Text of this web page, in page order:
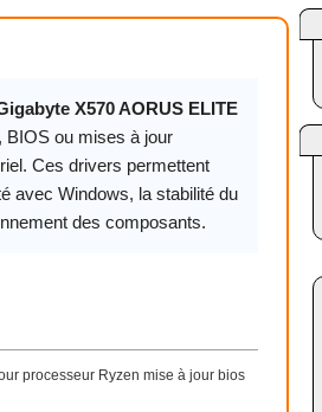
X570 AORUS ELITE
BIOS ou mises à jour
Ces drivers permettent
avec Windows, la stabilité du
des composants.
processeur Ryzen mise à jour bios